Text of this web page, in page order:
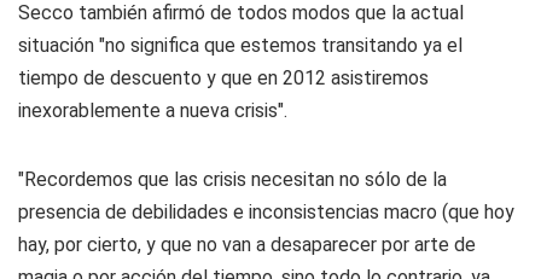
Secco también afirmó de todos modos que la actual
situación "no significa que estemos transitando ya el
tiempo de descuento y que en 2012 asistiremos
inexorablemente a nueva crisis".
"Recordemos que las crisis necesitan no sólo de la
presencia de debilidades e inconsistencias macro (que hoy
hay, por cierto, y que no van a desaparecer por arte de